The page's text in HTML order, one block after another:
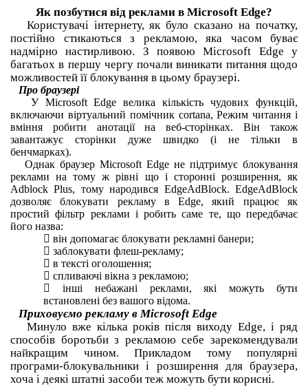
Як позбутися від реклами в Microsoft Edge?
Користувачі інтернету, як було сказано на початку,
постійно стикаються з рекламою, яка часом буває
надмірно настирливою. З появою Microsoft Edge у
багатьох в першу чергу почали виникати питання щодо
можливостей її блокування в цьому браузері.
Про браузері
У Microsoft Edge велика кількість чудових функцій,
включаючи віртуальний помічник cortana, Режим читання і
вміння робити анотації на веб-сторінках.Він також
завантажує сторінки дуже швидко (і не тільки в
бенчмарках).
Однак браузер Microsoft Edge не підтримує блокування
реклами на тому ж рівні що і сторонні розширення, як
Adblock Plus, тому народився EdgeAdBlock. EdgeAdBlock
дозволяє блокувати рекламу в Edge, який працює як
простий фільтр реклами і робить саме те, що передбачає
його назва:
 він допомагає блокувати рекламні банери;
 заблокувати флеш-рекламу;
 в тексті оголошення;
 спливаючі вікна з рекламою;
 інші небажані реклами, які можуть бути
встановлені без вашого відома.
Приховуємо рекламу в Microsoft Edge
Минуло вже кілька років після виходу Edge, і ряд
способів боротьби з рекламою себе зарекомендували
найкращим чином. Прикладом тому популярні
програми-блокувальники і розширення для браузера,
хоча і деякі штатні засоби теж можуть бути корисні.